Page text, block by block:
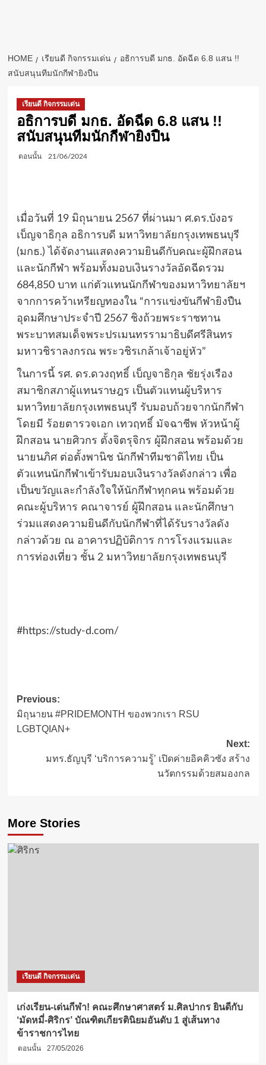
HOME เรียนดี กิจกรรมเด่น
อธิการบดี มกธ. อัดฉีด 6.8 แสน !!
สนับสนุนทีมนักกีฬายิงปืน
เรียนดี กิจกรรมเด่น
อธิการบดี มกธ. อัดฉีด 6.8 แสน !!
สนับสนุนทีมนักกีฬายิงปืน
ตอนนั้น 21/06/2024
เมื่อวันที่ 19 มิถุนายน 2567 ที่ผ่านมา ศ.ดร.บังอร
เบ็ญจาธิกุล อธิการบดี มหาวิทยาลัยกรุงเทพธนบุรี
(มกธ.) ได้จัดงานแสดงความยินดีกับคณะผู้ฝึกสอน
และนักกีฬา พร้อมทั้งมอบเงินรางวัลอัดฉีดรวม
684,850 บาท แก่ตัวแทนนักกีฬาของมหาวิทยาลัยฯ
จากการคว้าเหรียญทองใน “การแข่งขันกีฬายิงปืน
อุดมศึกษาประจำปี 2567 ชิงถ้วยพระราชทาน
พระบาทสมเด็จพระปรเมนทรรามาธิบดีศรีสินทร
มหาวชิราลงกรณ พระวชิรเกล้าเจ้าอยู่หัว”
ในการนี้ รศ. ดร.ดวงฤทธิ์ เบ็ญจาธิกุล ชัยรุ่งเรือง
สมาชิกสภาผู้แทนราษฎร เป็นตัวแทนผู้บริหาร
มหาวิทยาลัยกรุงเทพธนบุรี รับมอบถ้วยจากนักกีฬา
โดยมี ร้อยตารวจเอก เทวฤทธิ์ มัจฉาชีพ หัวหน้าผู้
ฝึกสอน นายศิวกร ตั้งจิตรุจิกร ผู้ฝึกสอน พร้อมด้วย
นายนภิศ ต่อตั้งพานิช นักกีฬาทีมชาติไทย เป็น
ตัวแทนนักกีฬาเข้ารับมอบเงินรางวัลดังกล่าว เพื่อ
เป็นขวัญและกำลังใจให้นักกีฬาทุกคน พร้อมด้วย
คณะผู้บริหาร คณาจารย์ ผู้ฝึกสอน และนักศึกษา
ร่วมแสดงความยินดีกับนักกีฬาที่ได้รับรางวัลดัง
กล่าวด้วย ณ อาคารปฏิบัติการ การโรงแรมและ
การท่องเที่ยว ชั้น 2 มหาวิทยาลัยกรุงเทพธนบุรี
#https://study-d.com/
Post
navigation
Previous:
มิถุนายน #PRIDEMONTH ของพวกเรา RSU
LGBTQIAN+
Next:
มทร.ธัญบุรี ‘บริการความรู้’ เปิดค่ายอิคคิวซัง สร้าง
นวัตกรรมด้วยสมองกล
More Stories
เรียนดี กิจกรรมเด่น
เก่งเรียน-เด่นกีฬา! คณะศึกษาศาสตร์ ม.ศิลปากร ยินดีกับ
‘มัดหมี่-ศิริกร’ บัณฑิตเกียรตินิยมอันดับ 1 สู่เส้นทาง
ข้าราชการไทย
ตอนนั้น 27/05/2026